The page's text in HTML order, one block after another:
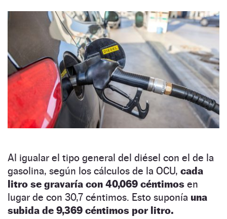
Al igualar el tipo general del diésel con el de la
gasolina, según los cálculos de la OCU, cada
litro se gravaría con 40,069 céntimos en
lugar de con 30,7 céntimos. Esto suponía una
subida de 9,369 céntimos por litro.